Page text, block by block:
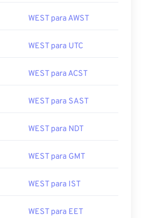
WEST para AWST
WEST para UTC
WEST para ACST
WEST para SAST
WEST para NDT
WEST para GMT
WEST para IST
WEST para EET